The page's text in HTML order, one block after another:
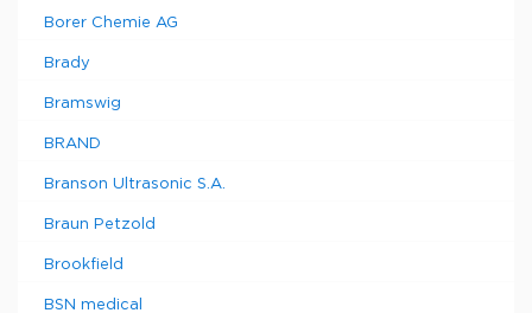
Borer Chemie AG
Brady
Bramswig
BRAND
Branson Ultrasonic S.A.
Braun Petzold
Brookfield
BSN medical